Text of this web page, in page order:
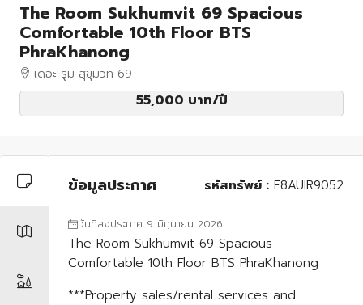
The Room Sukhumvit 69 Spacious
Comfortable 10th Floor BTS
PhraKhanong
เดอะ รูม สุขุมวิท 69
55,000 บาท/ปี
ข้อมูลประกาศ รหัสทรัพย์ : E8AUIR9052
วันที่ลงประกาศ 9 มิถุนายน 2026
The Room Sukhumvit 69 Spacious
Comfortable 10th Floor BTS PhraKhanong
***Property sales/rental services and